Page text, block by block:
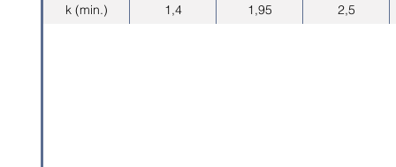
k (min.)
1,4 1,95 2,5